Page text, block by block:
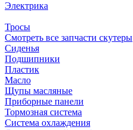
Электрика
Тросы
Смотреть все запчасти скутеры
Сиденья
Подшипники
Пластик
Масло
Щупы масляные
Приборные панели
Тормозная система
Система охлаждения